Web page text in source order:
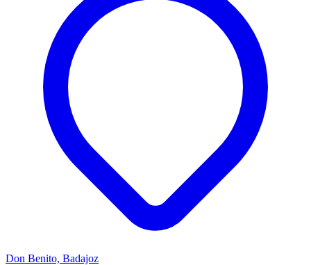
Don Benito, Badajoz